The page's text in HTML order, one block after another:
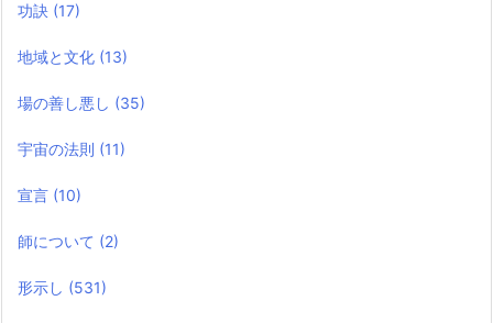
功訣 (17)
地域と文化 (13)
場の善し悪し (35)
宇宙の法則 (11)
宣言 (10)
師について (2)
形示し (531)